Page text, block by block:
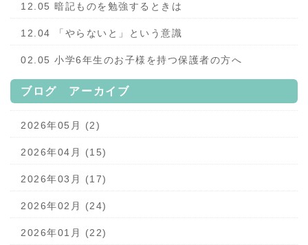
12.05 暗記ものを勉強するときは
12.04 「やらないと」という意識
02.05 小学6年生のお子様を持つ保護者の方へ
ブログ アーカイブ
2026年05月 (2)
2026年04月 (15)
2026年03月 (17)
2026年02月 (24)
2026年01月 (22)